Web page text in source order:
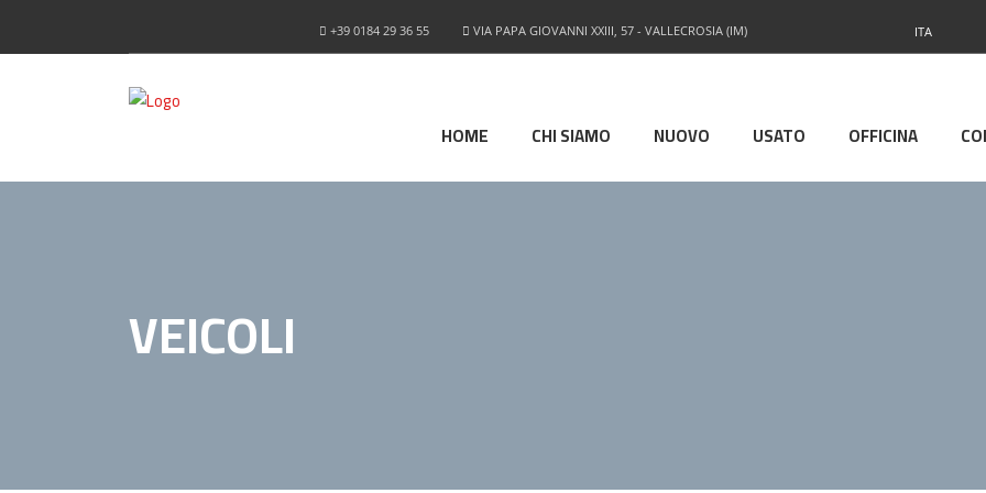
VIA PAPA GIOVANNI XXIII, 57 - VALLECROSIA (IM)
+39 0184 29 36 55 ITA
HOME CHI SIAMO NUOVO USATO OFFICINA
VEICOLI